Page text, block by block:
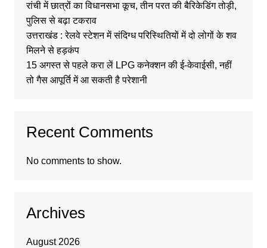
रांची में छात्रों का विधानसभा कूच, तीन परत की बैरिकेडिंग तोड़ी,
पुलिस से बढ़ा टकराव
उत्तराखंड : रेलवे स्टेशन में संदिग्ध परिस्थितियों में दो लोगों के शव
मिलने से हड़कंप
15 अगस्त से पहले करा लें LPG कनेक्शन की ई-केवाईसी, नहीं
तो गैस आपूर्ति में आ सकती है परेशानी
Recent Comments
No comments to show.
Archives
August 2026